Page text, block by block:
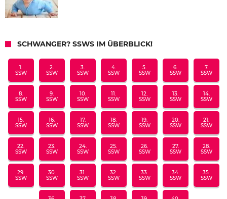
SCHWANGER? SSWS IM ÜBERBLICK!
1.
SSW
2.
SSW
3.
SSW
4.
SSW
5.
SSW
6.
SSW
7.
SSW
8.
SSW
9.
SSW
10.
SSW
11.
SSW
12.
SSW
13.
SSW
14.
SSW
15.
SSW
16.
SSW
17.
SSW
18.
SSW
19.
SSW
20.
SSW
21.
SSW
22.
SSW
23.
SSW
24.
SSW
25.
SSW
26.
SSW
27.
SSW
28.
SSW
29.
SSW
30.
SSW
31.
SSW
32.
SSW
33.
SSW
34.
SSW
35.
SSW